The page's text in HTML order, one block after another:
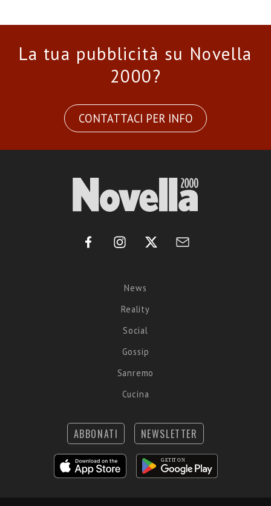
La tua pubblicità su Novella
2000?
CONTATTACI PER INFO
News
Reality
Social
Gossip
Sanremo
Cucina
ABBONATI NEWSLETTER